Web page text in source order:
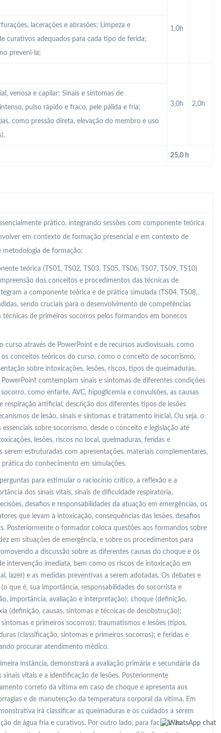
1,0h
lacerações e abrasões; Limpeza e
curativos adequados para cada tipo de ferida;
preveni-la;
3,0h 2,0h
venosa e capilar; Sinais e sintomas de
pulso rápido e fraco, pele pálida e fria;
como pressão direta, elevação do membro e uso
25,0 h
prático, integrando sessões com componente teórica
em contexto de formação presencial e em contexto de
de formação:
teórica (TS01, TS02, TS03, TS05, TS06, TS07, TS09, TS10)
dos conceitos e procedimentos das técnicas de
a componente teórica e de prática simulada (TS04, TS08,
sendo cruciais para o desenvolvimento de competências
de primeiros socorros pelos formandos em bonecos
curso através de PowerPoint e de recursos audiovisuais, como
os conceitos teóricos do curso, como o conceito de socorrismo,
sobre intoxicações, lesões, riscos, tipos de queimaduras,
comtemplam sinais e sintomas de diferentes condições
como enfarte, AVC, hipoglicemia e convulsões, as causas
respiração artificial, descrição dos diferentes tipos de lesões
de lesão, sinais e sintomas e tratamento inicial. Ou seja, o
sobre socorrismo, desde o conceito e legislação até
lesões, riscos no local, queimaduras, feridas e
serem estruturadas com apresentações, materiais complementares,
do conhecimento em simulações.
para estimular o raciocínio crítico, a reflexão e a
dos sinais vitais, sinais de dificuldade respiratória,
desafios e responsabilidades da atuação em emergências, os
que levam à intoxicação, consequências das lesões, desafios
Posteriormente o formador coloca questões aos formandos sobre
em situações de emergência, e sobre os procedimentos para
a discussão sobre as diferentes causas do choque e os
intervenção imediata, bem como os riscos de intoxicação em
lazer) e as medidas preventivas a serem adotadas. Os debates e
que é, sua importância, responsabilidades do socorrista e
importância, avaliação e interpretação); choque (definição,
(definição, causas, sintomas e técnicas de desobstrução);
e primeiros socorros); traumatismos e lesões (tipos,
(classificação, sintomas e primeiros socorros); e feridas e
procurar atendimento médico.
instância, demonstrará a avaliação primária e secundária da
vitais e a identificação de lesões. Posteriormente
correto da vítima em caso de choque e apresenta aos
e de manutenção da temperatura corporal da vítima. Em
irá classificar as queimaduras e os cuidados a serem
de água fria e curativos. Por outro lado, para facilitar as